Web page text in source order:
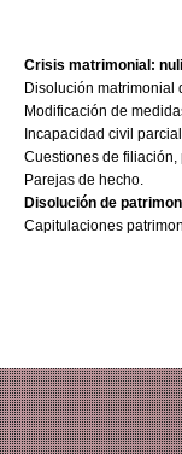
Crisis matrimonial:
Disolución matrimonial
Modificación de
Incapacidad civil
Cuestiones de filiación,
Parejas de hecho.
Disolución de
Capitulaciones